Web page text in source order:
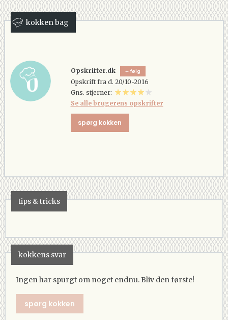
kokken bag
Opskrifter.dk følg
Opskrift fra d. 20/10-2016
Gns. stjerner:
Se alle brugerens opskrifter
spørg kokken
tips & tricks
kokkens svar
Ingen har spurgt om noget endnu. Bliv den første!
spørg kokken